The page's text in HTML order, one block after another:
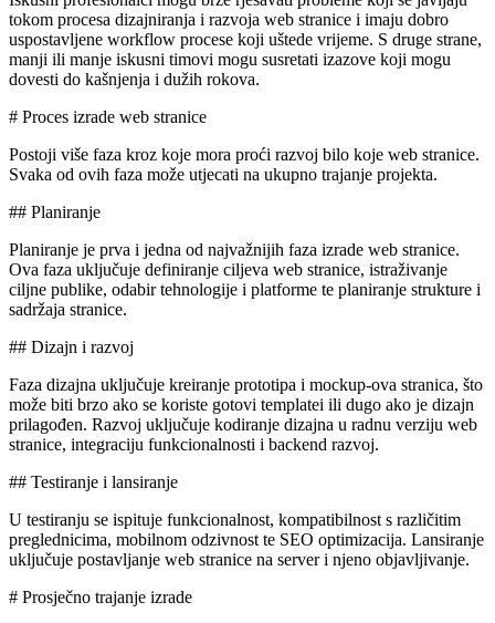
tokom procesa dizajniranja i razvoja web stranice i imaju dobro
uspostavljene workflow procese koji uštede vrijeme. S druge strane,
manji ili manje iskusni timovi mogu susretati izazove koji mogu
dovesti do kašnjenja i dužih rokova.
# Proces izrade web stranice
Postoji više faza kroz koje mora proći razvoj bilo koje web stranice.
Svaka od ovih faza može utjecati na ukupno trajanje projekta.
## Planiranje
Planiranje je prva i jedna od najvažnijih faza izrade web stranice.
Ova faza uključuje definiranje ciljeva web stranice, istraživanje
ciljne publike, odabir tehnologije i platforme te planiranje strukture i
sadržaja stranice.
## Dizajn i razvoj
Faza dizajna uključuje kreiranje prototipa i mockup-ova stranica, što
može biti brzo ako se koriste gotovi templatei ili dugo ako je dizajn
prilagođen. Razvoj uključuje kodiranje dizajna u radnu verziju web
stranice, integraciju funkcionalnosti i backend razvoj.
## Testiranje i lansiranje
U testiranju se ispituje funkcionalnost, kompatibilnost s različitim
preglednicima, mobilnom odzivnost te SEO optimizacija. Lansiranje
uključuje postavljanje web stranice na server i njeno objavljivanje.
# Prosječno trajanje izrade